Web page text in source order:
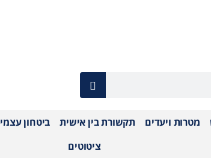
מטרות ויעדים תקשורת בין אישית ביטחון עצמי
ציטוטים